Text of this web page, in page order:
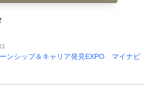
ンシップ＆キャリア発見EXPO マイナビ